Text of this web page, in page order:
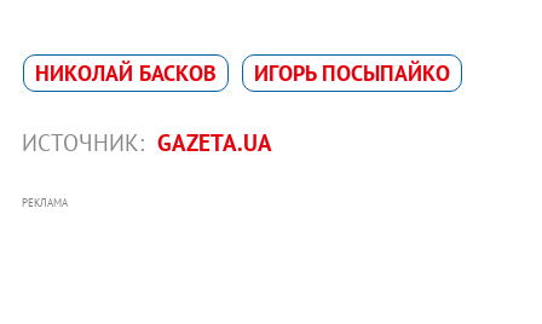
НИКОЛАЙ БАСКОВ ИГОРЬ ПОСЫПАЙКО
ИСТОЧНИК: GAZETA.UA
РЕКЛАМА